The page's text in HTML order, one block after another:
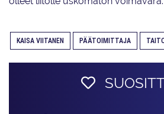
KAISA VIITANEN PÄÄTOIMITTAJA